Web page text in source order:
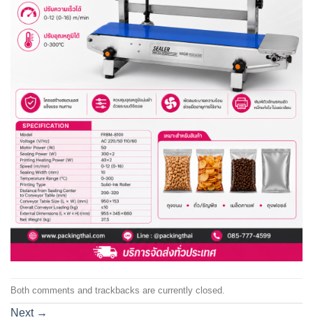
Both comments and trackbacks are currently closed.
Next →